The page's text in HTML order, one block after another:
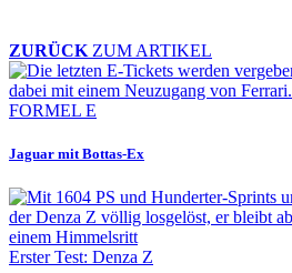
ZURÜCK ZUM ARTIKEL
FORMEL E
Jaguar mit Bottas-Ex
Erster Test: Denza Z